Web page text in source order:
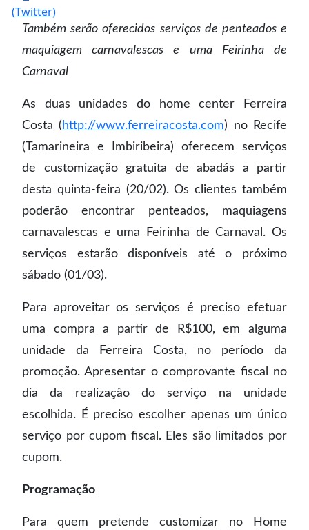
Também serão oferecidos serviços de penteados e
maquiagem carnavalescas e uma Feirinha de
Carnaval
As duas unidades do home center Ferreira
Costa ( http://www.ferreiracosta.com) no Recife
(Tamarineira e Imbiribeira) oferecem serviços
de customização gratuita de abadás a partir
desta quinta-feira (20/02). Os clientes também
poderão encontrar penteados, maquiagens
carnavalescas e uma Feirinha de Carnaval. Os
serviços estarão disponíveis até o próximo
sábado (01/03).
Para aproveitar os serviços é preciso efetuar
uma compra a partir de R$100, em alguma
unidade da Ferreira Costa, no período da
promoção. Apresentar o comprovante fiscal no
dia da realização do serviço na unidade
escolhida. É preciso escolher apenas um único
serviço por cupom fiscal. Eles são limitados por
cupom.
Programação
Para quem pretende customizar no Home